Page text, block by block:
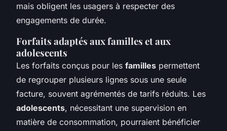
mais obligent les usagers à respecter des
engagements de durée.
Forfaits adaptés aux familles et aux
adolescents
Les forfaits conçus pour les familles permettent
de regrouper plusieurs lignes sous une seule
facture, souvent agrémentés de tarifs réduits. Les
adolescents, nécessitant une supervision en
matière de consommation, pourraient bénéficier